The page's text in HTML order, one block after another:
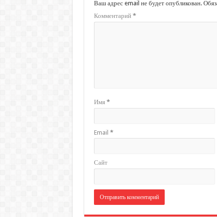
Ваш адрес email не будет опубликован.
Комментарий *
Имя *
Email *
Сайт